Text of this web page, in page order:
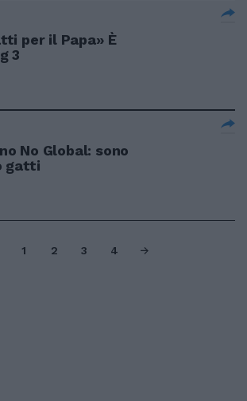
per il Papa» È
3
No Global: sono
gatti
1 2 3 4